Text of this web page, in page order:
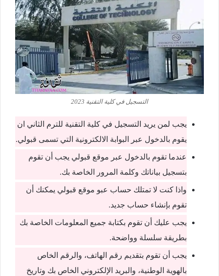
التسجيل في كلية التقنية 2023
يجب لمن يريد التسجيل في كلية التقنية للترم الثاني ان
يقوم بالدخول عبر البوابة الالكترونية التي تسمى قبولي.
عندما تقوم بالدخول عبر موقع قبولي يجب أن تقوم
بتسجيل بياناتك وكلمة المرور الخاصة بك.
واذا كنت لا تمتلك حساب عبو موقع قبولي يمكنك أن
تقوم بإنشاء حساب جديد.
يجب عليك أن تقوم بكتابة جميع المعلومات الخاصة بك
بطريقة سلسلة وواضحة.
يجب أن تقوم بتقديم رقم الهاتف، والرقم الخاص
بالهوية الوطنية، والبريد الإلكتروني الخاص بك وتاريخ